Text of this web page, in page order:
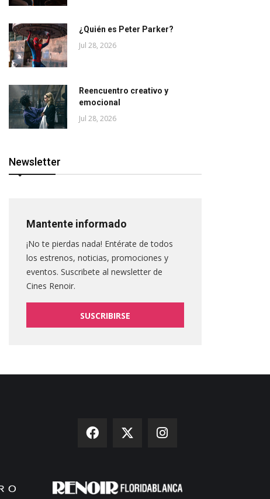
¿Quién es Peter Parker?
Jul 28, 2026
Reencuentro creativo y
emocional
Jul 28, 2026
Newsletter
Mantente informado
¡No te pierdas nada! Entérate de todos
los estrenos, noticias, promociones y
eventos. Suscribete al newsletter de
Cines Renoir.
SUSCRIBIRSE